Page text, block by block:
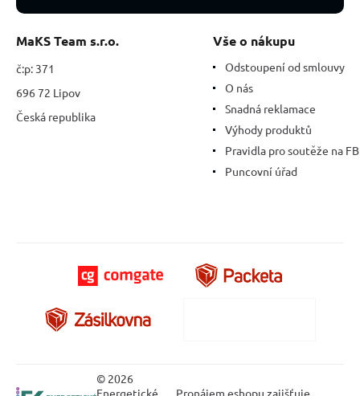
MaKS Team s.r.o.
č:p: 371
696 72 Lipov
Česká republika
Vše o nákupu
Odstoupení od smlouvy
O nás
Snadná reklamace
Výhody produktů
Pravidla pro soutěže na FB
Puncovní úřad
© 2026
Energetické
Pronájem eshopu zajišťuje